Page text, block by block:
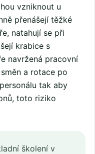
vzniknout u
přenášejí těžké
natahují se při
krabice s
navržená pracovní
a rotace po
tak aby
toto riziko
školení v